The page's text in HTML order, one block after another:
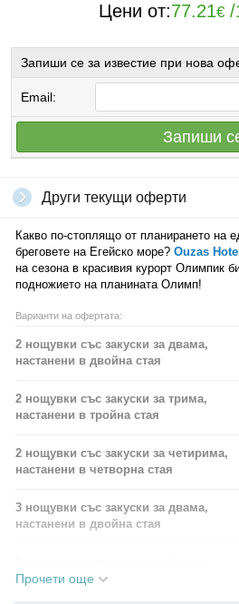
Цени от:77.21€/
Запиши се за известие при нова
Email:
Запиши
Други текущи оферти
Какво по-стоплящо от планирането на
бреговете на Егейско море? Ouzas Hotel
на сезона в красивия курорт Олимпик
подножието на планината Олимп!
Варианти на офертата:
2 нощувки със закуски за двама,
настанени в двойна стая
2 нощувки със закуски за трима,
настанени в тройна стая
2 нощувки със закуски за четирима,
настанени в четворна стая
3 нощувки със закуски за двама,
настанени в двойна стая
настанени в тройна стая
Прочети още